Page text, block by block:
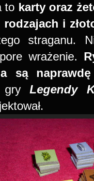
to karty oraz
i
straganu.
wrażenie.
są
gryLegendy